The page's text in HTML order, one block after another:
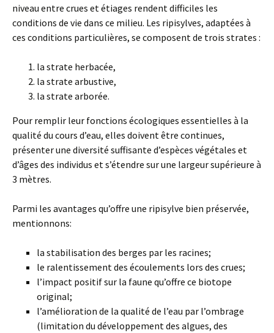
niveau entre crues et étiages rendent difficiles les
conditions de vie dans ce milieu. Les ripisylves, adaptées à
ces conditions particulières, se composent de trois strates :
la strate herbacée,
la strate arbustive,
la strate arborée.
Pour remplir leur fonctions écologiques essentielles à la
qualité du cours d’eau, elles doivent être continues,
présenter une diversité suffisante d’espèces végétales et
d’âges des individus et s’étendre sur une largeur supérieure à
3 mètres.
Parmi les avantages qu’offre une ripisylve bien préservée,
mentionnons:
la stabilisation des berges par les racines;
le ralentissement des écoulements lors des crues;
l’impact positif sur la faune qu’offre ce biotope
original;
l’amélioration de la qualité de l’eau par l’ombrage
(limitation du développement des algues, des